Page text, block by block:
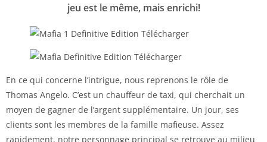
jeu est le même, mais enrichi!
En ce qui concerne l’intrigue, nous reprenons le rôle de
Thomas Angelo. C’est un chauffeur de taxi, qui cherchait un
moyen de gagner de l’argent supplémentaire. Un jour, ses
clients sont les membres de la famille mafieuse. Assez
rapidement, notre personnage principal se retrouve au milieu